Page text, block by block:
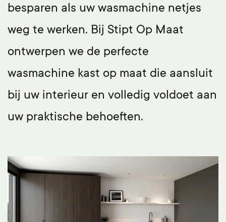
besparen als uw wasmachine netjes
weg te werken. Bij Stipt Op Maat
ontwerpen we de perfecte
wasmachine kast op maat die aansluit
bij uw interieur en volledig voldoet aan
uw praktische behoeften.